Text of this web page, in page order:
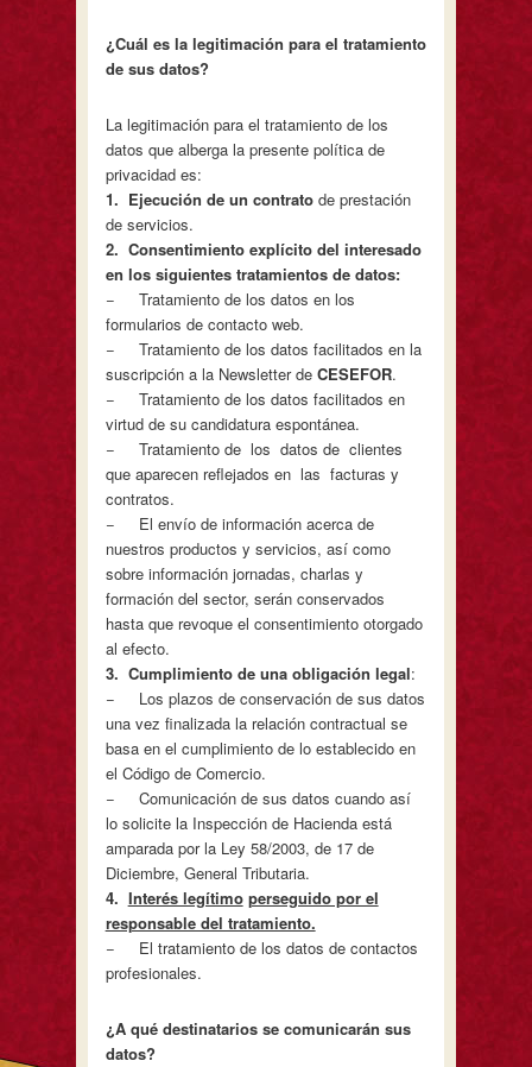
¿Cuál es la legitimación para el tratamiento
de sus datos?
La legitimación para el tratamiento de los
datos que alberga la presente política de
privacidad es:
1. Ejecución de un contrato de prestación
de servicios.
2. Consentimiento explícito del interesado
en los siguientes tratamientos de datos:
− Tratamiento de los datos en los
formularios de contacto web.
− Tratamiento de los datos facilitados en la
suscripción a la Newsletter de CESEFOR.
− Tratamiento de los datos facilitados en
virtud de su candidatura espontánea.
− Tratamiento de los datos de clientes
que aparecen reflejados en las facturas y
contratos.
− El envío de información acerca de
nuestros productos y servicios, así como
sobre información jornadas, charlas y
formación del sector, serán conservados
hasta que revoque el consentimiento otorgado
al efecto.
3. Cumplimiento de una obligación legal:
− Los plazos de conservación de sus datos
una vez finalizada la relación contractual se
basa en el cumplimiento de lo establecido en
el Código de Comercio.
− Comunicación de sus datos cuando así
lo solicite la Inspección de Hacienda está
amparada por la Ley 58/2003, de 17 de
Diciembre, General Tributaria.
4. Interés legítimo perseguido por el
responsable del tratamiento.
− El tratamiento de los datos de contactos
profesionales.
¿A qué destinatarios se comunicarán sus
datos?